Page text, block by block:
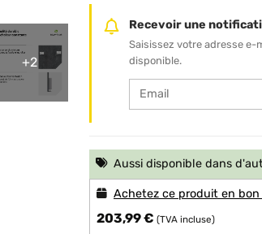
+2
Recevoir une
Saisissez votre adresse e-
disponible.
Aussi disponible dans
Achetez ce produit en
203,99 € (TVA incluse)